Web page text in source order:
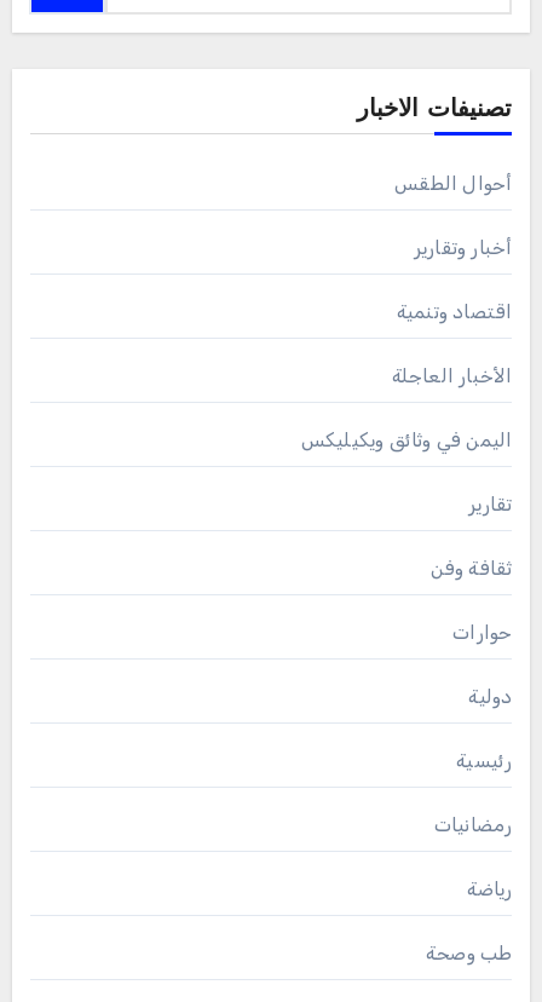
تصنيفات الاخبار
أحوال الطقس
أخبار وتقارير
اقتصاد وتنمية
الأخبار العاجلة
اليمن في وثائق ويكيليكس
تقارير
ثقافة وفن
حوارات
دولية
رئيسية
رمضانيات
رياضة
طب وصحة